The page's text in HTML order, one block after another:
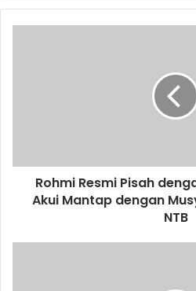
Rohmi Resmi Pisah
Akui Mantap dengan
NTB